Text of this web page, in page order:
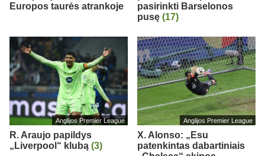
Europos taurės atrankoje
pasirinkti Barselonos
pusę (17)
Anglijos Premier League
R. Araujo papildys
„Liverpool“ klubą (3)
Anglijos Premier League
X. Alonso: „Esu
patenkintas dabartiniais